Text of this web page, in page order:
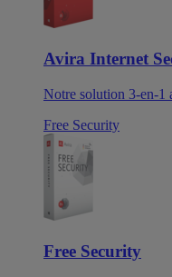
Avira Internet
Notre solution 3-en-1
Free Security
Free Security